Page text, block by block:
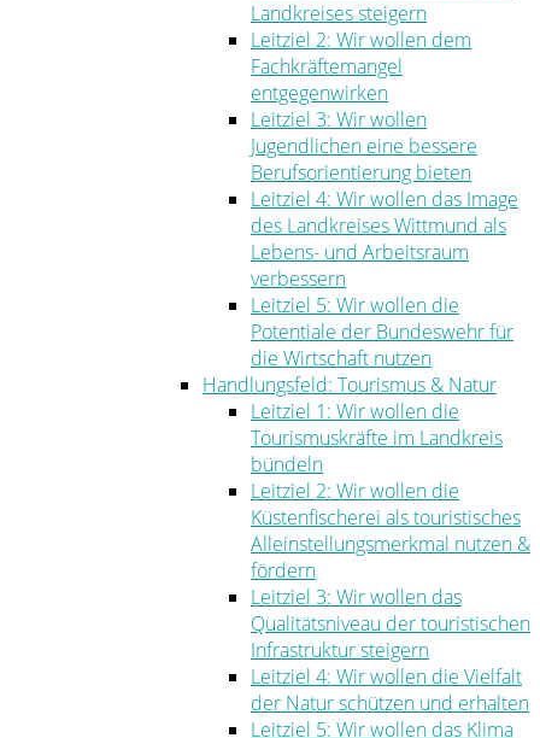
Landkreises steigern
Leitziel 2: Wir wollen dem
Fachkräftemangel
entgegenwirken
Leitziel 3: Wir wollen
Jugendlichen eine bessere
Berufsorientierung bieten
Leitziel 4: Wir wollen das Image
des Landkreises Wittmund als
Lebens- und Arbeitsraum
verbessern
Leitziel 5: Wir wollen die
Potentiale der Bundeswehr für
die Wirtschaft nutzen
Handlungsfeld: Tourismus & Natur
Leitziel 1: Wir wollen die
Tourismuskräfte im Landkreis
bündeln
Leitziel 2: Wir wollen die
Küstenfischerei als touristisches
Alleinstellungsmerkmal nutzen &
fördern
Leitziel 3: Wir wollen das
Qualitätsniveau der touristischen
Infrastruktur steigern
Leitziel 4: Wir wollen die Vielfalt
der Natur schützen und erhalten
Leitziel 5: Wir wollen das Klima